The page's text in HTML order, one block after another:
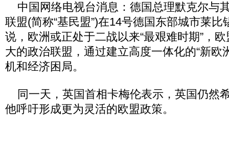
中国网络电视台消息：德国总理默克尔与
联盟(简称“基民盟”)在14号德国东部城市莱比
说，欧洲或正处于二战以来“最艰难时期”，
大的政治联盟，通过建立高度一体化的“新欧
机和经济困局。
同一天，英国首相卡梅伦表示，英国仍然
他呼吁形成更为灵活的欧盟政策。